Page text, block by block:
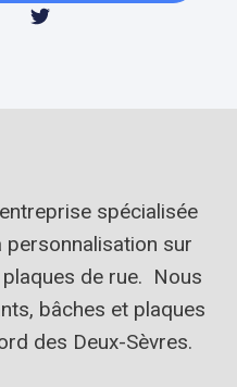
spécialisée
personnalisation sur
de rue. Nous
bâches et plaques
des Deux-Sèvres.